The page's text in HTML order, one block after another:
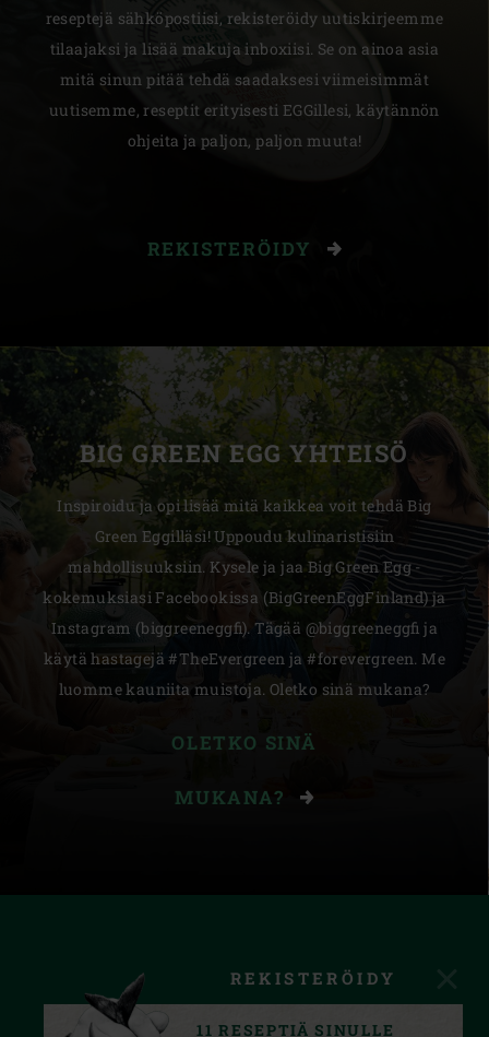
reseptejä sähköpostiisi, rekisteröidy uutiskirjeemme
tilaajaksi ja lisää makuja inboxiisi. Se on ainoa asia
mitä sinun pitää tehdä saadaksesi viimeisimmät
uutisemme, reseptit erityisesti EGGillesi, käytännön
ohjeita ja paljon, paljon muuta!
REKISTERÖIDY
BIG GREEN EGG YHTEISÖ
Inspiroidu ja opi lisää mitä kaikkea voit tehdä Big
Green Eggilläsi! Uppoudu kulinaristisiin
mahdollisuuksiin. Kysele ja jaa Big Green Egg -
kokemuksiasi Facebookissa (BigGreenEggFinland) ja
Instagram (biggreeneggfi). Tägää @biggreeneggfi ja
käytä hastagejä #TheEvergreen ja #forevergreen. Me
luomme kauniita muistoja. Oletko sinä mukana?
OLETKO SINÄ
MUKANA?
REKISTERÖIDY
11 RESEPTIÄ SINULLE